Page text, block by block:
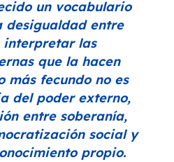
un vocabulario
desigualdad entre
interpretar las
que la hacen
más fecundo no es
del poder externo,
entre soberanía,
social y
propio.